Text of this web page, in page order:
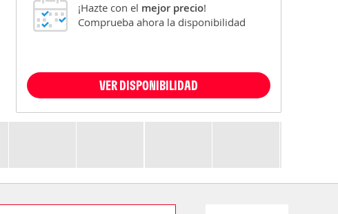
¡Hazte con el mejor precio!
Comprueba ahora la disponibilidad
VER DISPONIBILIDAD